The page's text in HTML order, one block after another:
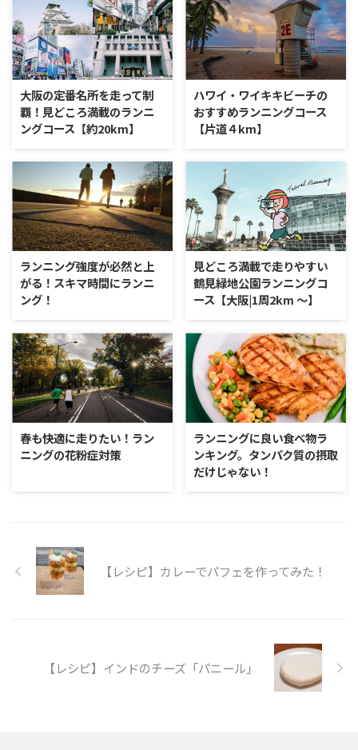
大阪の定番名所を走って制
覇！見どころ満載のランニ
ングコース【約20km】
ハワイ・ワイキキビーチの
おすすめランニングコース
【片道４km】
ランニング強度が必然と上
がる！スキマ時間にランニ
ング！
見どころ満載で走りやすい
鶴見緑地公園ランニングコ
ース【大阪|1周2km 〜】
春も快適に走りたい！ラン
ニングの花粉症対策
ランニングに良い食べ物ラ
ンキング。タンパク質の摂取
だけじゃない！
【レシピ】カレーでパフェを作ってみた！
【レシピ】インドのチーズ「パニール」